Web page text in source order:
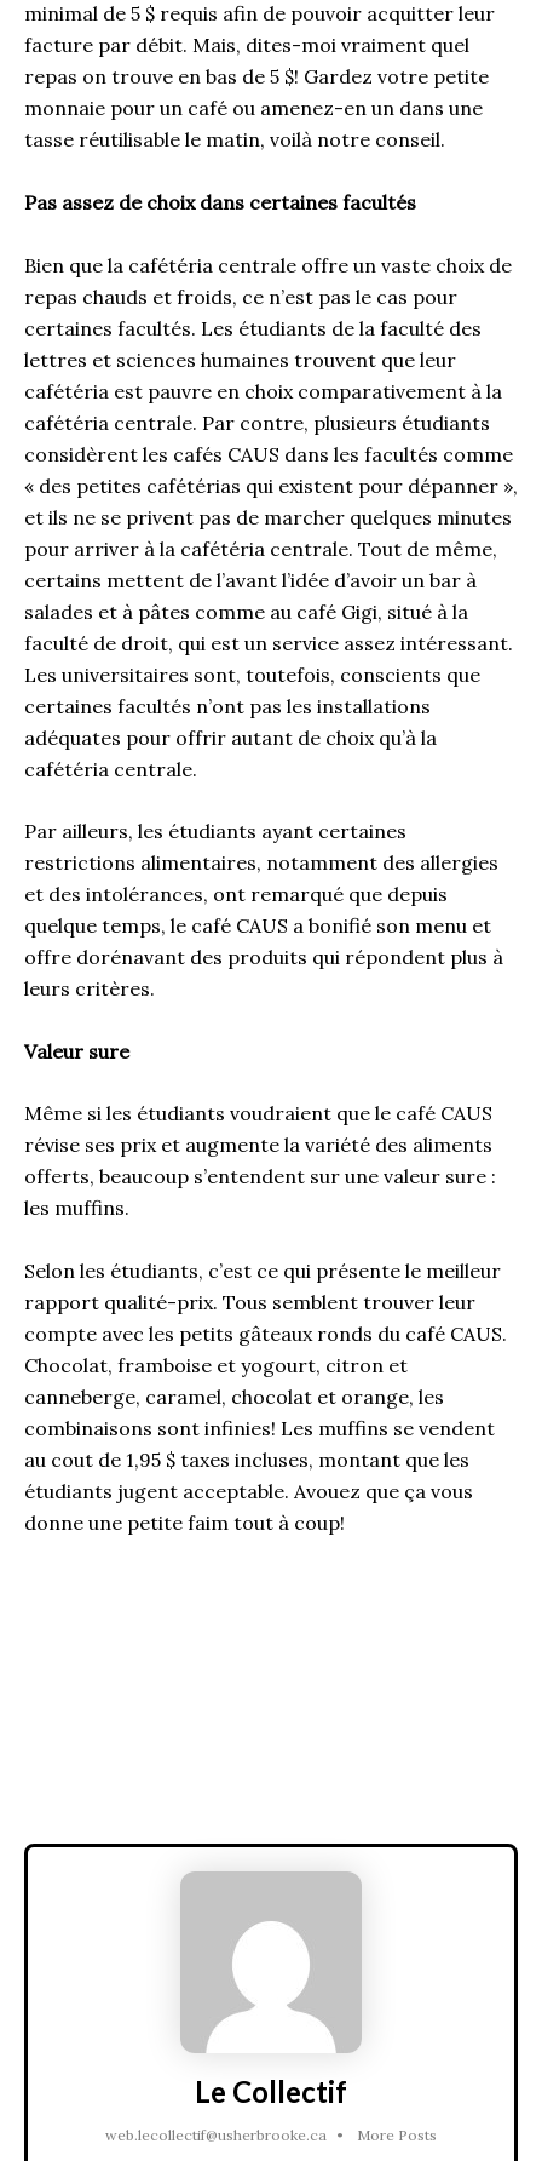
minimal de 5 $ requis afin de pouvoir acquitter leur
facture par débit. Mais, dites-moi vraiment quel
repas on trouve en bas de 5 $! Gardez votre petite
monnaie pour un café ou amenez-en un dans une
tasse réutilisable le matin, voilà notre conseil.
Pas assez de choix dans certaines facultés
Bien que la cafétéria centrale offre un vaste choix de
repas chauds et froids, ce n’est pas le cas pour
certaines facultés. Les étudiants de la faculté des
lettres et sciences humaines trouvent que leur
cafétéria est pauvre en choix comparativement à la
cafétéria centrale. Par contre, plusieurs étudiants
considèrent les cafés CAUS dans les facultés comme
« des petites cafétérias qui existent pour dépanner »,
et ils ne se privent pas de marcher quelques minutes
pour arriver à la cafétéria centrale. Tout de même,
certains mettent de l’avant l’idée d’avoir un bar à
salades et à pâtes comme au café Gigi, situé à la
faculté de droit, qui est un service assez intéressant.
Les universitaires sont, toutefois, conscients que
certaines facultés n’ont pas les installations
adéquates pour offrir autant de choix qu’à la
cafétéria centrale.
Par ailleurs, les étudiants ayant certaines
restrictions alimentaires, notamment des allergies
et des intolérances, ont remarqué que depuis
quelque temps, le café CAUS a bonifié son menu et
offre dorénavant des produits qui répondent plus à
leurs critères.
Valeur sure
Même si les étudiants voudraient que le café CAUS
révise ses prix et augmente la variété des aliments
offerts, beaucoup s’entendent sur une valeur sure :
les muffins.
Selon les étudiants, c’est ce qui présente le meilleur
rapport qualité-prix. Tous semblent trouver leur
compte avec les petits gâteaux ronds du café CAUS.
Chocolat, framboise et yogourt, citron et
canneberge, caramel, chocolat et orange, les
combinaisons sont infinies! Les muffins se vendent
au cout de 1,95 $ taxes incluses, montant que les
étudiants jugent acceptable. Avouez que ça vous
donne une petite faim tout à coup!
Le Collectif
web.lecollectif@usherbrooke.ca • More Posts